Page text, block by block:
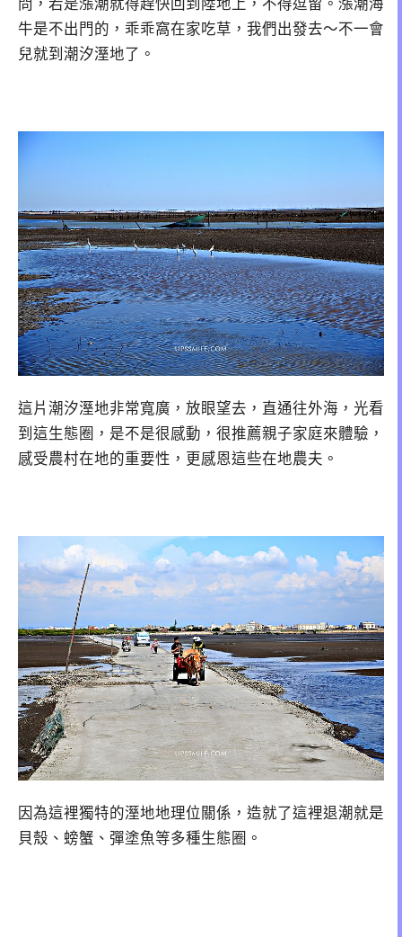
問，若是漲潮就得趕快回到陸地上，不得逗留。漲潮海
牛是不出門的，乖乖窩在家吃草，我們出發去～不一會
兒就到潮汐溼地了。
這片潮汐溼地非常寬廣，放眼望去，直通往外海，光看
到這生態圈，是不是很感動，很推薦親子家庭來體驗，
感受農村在地的重要性，更感恩這些在地農夫。
因為這裡獨特的溼地地理位關係，造就了這裡退潮就是
貝殼、螃蟹、彈塗魚等多種生態圈。